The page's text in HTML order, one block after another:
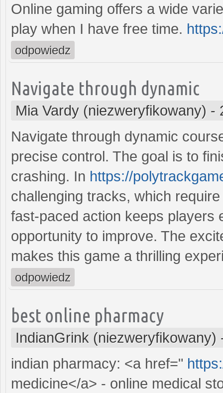
Online gaming offers a wide
play when I have free time.
odpowiedz
Navigate through dynamic
Mia Vardy (niezweryfikowany) -
Navigate through dynamic
precise control. The goal is to
crashing. In https://
challenging tracks, which
fast-paced action keeps players
opportunity to improve. The
makes this game a thrilling
odpowiedz
best online pharmacy
IndianGrink (niezweryfikowany)
indian pharmacy: <a href="
medicine</a> - online medical